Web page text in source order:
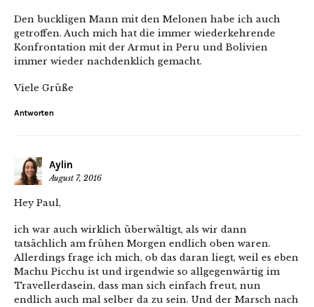
Den buckligen Mann mit den Melonen habe ich auch
getroffen. Auch mich hat die immer wiederkehrende
Konfrontation mit der Armut in Peru und Bolivien
immer wieder nachdenklich gemacht.
Viele Grüße
Antworten
Aylin
August 7, 2016
Hey Paul,
ich war auch wirklich überwältigt, als wir dann
tatsächlich am frühen Morgen endlich oben waren.
Allerdings frage ich mich, ob das daran liegt, weil es eben
Machu Picchu ist und irgendwie so allgegenwärtig im
Travellerdasein, dass man sich einfach freut, nun
endlich auch mal selber da zu sein. Und der Marsch nach